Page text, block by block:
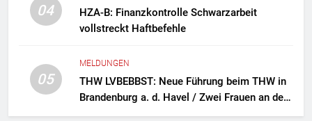
04
HZA-B: Finanzkontrolle Schwarzarbeit
vollstreckt Haftbefehle
05
MELDUNGEN
THW LVBEBBST: Neue Führung beim THW in
Brandenburg a. d. Havel / Zwei Frauen an der
Spitze des Ortsverbands